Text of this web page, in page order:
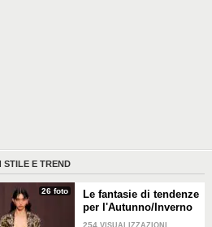
STILE E TREND
26 foto
Le fantasie di tendenze
per l'Autunno/Inverno
2026-2027
254 VISUALIZZAZIONI